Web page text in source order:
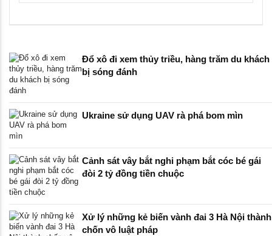
Đổ xô đi xem thủy triều, hàng trăm du khách
bị sóng đánh
Ukraine sử dụng UAV rà phá bom mìn
Cảnh sát vây bắt nghi phạm bắt cóc bé gái
đòi 2 tỷ đồng tiền chuộc
Xử lý những kẻ biến vành đai 3 Hà Nội thành
chốn vô luật pháp